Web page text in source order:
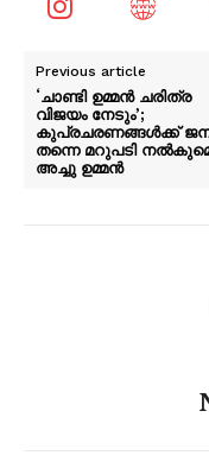
Previous article
‘ചാണ്ടി ഉമ്മൻ ചരിത്ര
വിജയം നേടും’;
കുപ്രചരണങ്ങൾക്ക്
തന്നെ മറുപടി
അച്ചു ഉമ്മൻ